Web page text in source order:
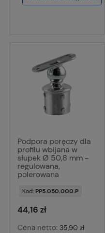
Podpora poręczy dla
profilu wbijana w
słupek Ø 50,8 mm -
regulowana,
polerowana
Kod: PP5.050.000.P
44,16 zł
Cena netto: 35,90 zł